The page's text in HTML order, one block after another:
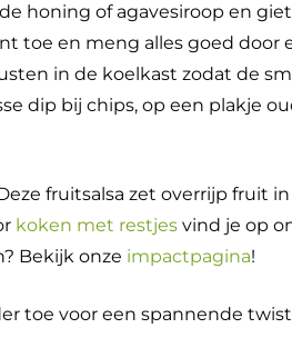
honing of agavesiroop en
toe en meng alles goed door
in de koelkast zodat de
dip bij chips, op een plakje
fruitsalsa zet overrijp fruit
koken met restjesvind je op
Bekijk onze impactpagina!
toe voor een spannende